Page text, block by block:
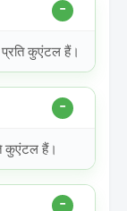
कुएंटल हैं।
कुएंटल हैं।